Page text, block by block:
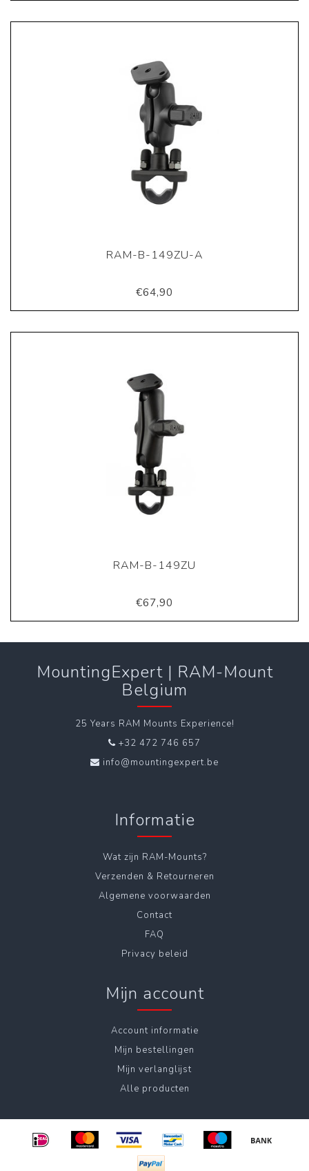
RAM-B-149ZU-A
€64,90
RAM-B-149ZU
€67,90
MountingExpert | RAM-Mount
Belgium
25 Years RAM Mounts Experience!
+32 472 746 657
info@mountingexpert.be
Informatie
Wat zijn RAM-Mounts?
Verzenden & Retourneren
Algemene voorwaarden
Contact
FAQ
Privacy beleid
Mijn account
Account informatie
Mijn bestellingen
Mijn verlanglijst
Alle producten